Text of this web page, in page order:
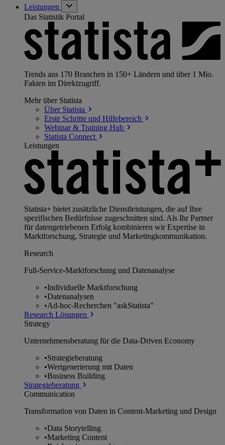
Leistungen
Das Statistik Portal
Trends aus 170 Branchen in 150+ Ländern und über 1 Mio.
Fakten im Direktzugriff.
Mehr über Statista
Über Statista
Erste Schritte und Hilfebereich
Webinar & Training Hub
Statista Connect
Leistungen
Statista+ bietet zusätzliche Dienstleistungen, die auf Ihre
spezifischen Bedürfnisse zugeschnitten sind. Als Ihr Partner
für datengetriebenen Erfolg kombinieren wir Expertise in
Marktforschung, Strategie und Marketingkommunikation.
Research
Full-Service-Marktforschung und Datenanalyse
•Individuelle Marktforschung
•Datenanalysen
•Ad-hoc-Recherchen "askStatista"
Research Lösungen
Strategy
Unternehmens­beratung für die Data-Driven Economy
•Strategieberatung
•Wertgenerierung mit Daten
•Business Building
Strategieberatung
Communication
Transformation von Daten in Content-Marketing und Design
•Data Storytelling
•Marketing Content